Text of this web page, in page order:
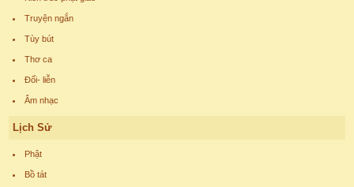
Truyện ngắn
Tùy bút
Thơ ca
Đối- liễn
Âm nhạc
Lịch Sử
Phật
Bồ tát